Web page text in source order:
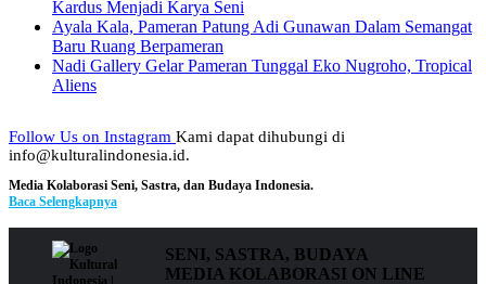
Kardus Menjadi Karya Seni
Ayala Kala, Pameran Patung Adi Gunawan Dalam Semangat
Baru Ruang Berpameran
Nadi Gallery Gelar Pameran Tunggal Eko Nugroho, Tropical
Aliens
Follow Us on Instagram Kami dapat dihubungi di
info@kulturalindonesia.id.
Media Kolaborasi Seni, Sastra, dan Budaya Indonesia.
Baca Selengkapnya
SENI, SASTRA, BUDAYA
MEDIA KOLABORASI ON LINE